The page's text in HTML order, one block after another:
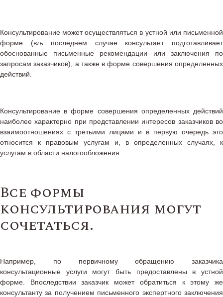
Консультирование может осуществляться в устной или письменной
форме (вљ последнем случае консультант подготавливает
обоснованные письменные рекомендации или заключения по
запросам заказчиков), а также в форме совершения определенных
действий.
Консультирование в форме совершения определенных действий
наиболее характерно при представлении интересов заказчиков во
взаимоотношениях с третьими лицами и в первую очередь это
относится к правовым услугам и, в определенных случаях, к
услугам в области налогообложения.
Все формы
консультирования могут
сочетаться.
Например, по первичному обращению заказчика
консультационные услуги могут быть предоставлены в устной
форме. Впоследствии заказчик может обратиться к этому же
консультанту за получением письменного экспертного заключения